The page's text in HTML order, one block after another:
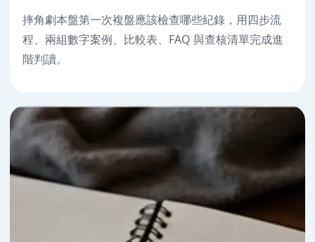
摔角劇本盤第一次複盤應該檢查哪些紀錄，用四步流
程、兩組數字案例、比較表、FAQ 與查核清單完成進
階判讀。